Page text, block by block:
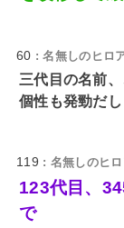
60 : 名無しのヒロ
三代目の名前
個性も発勁だし
119 : 名無しのヒ
123代目、
で